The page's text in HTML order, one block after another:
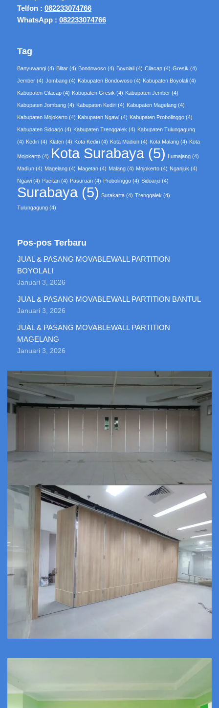
Telfon : 082233074766
WhatsApp : 082233074766
Tag
Banyuwangi (4) Blitar (4) Bondowoso (4) Boyolali (4) Cilacap (4) Gresik (4)
Jember (4) Jombang (4) Kabupaten Bondowoso (4) Kabupaten Boyolali (4)
Kabupaten Cilacap (4) Kabupaten Gresik (4) Kabupaten Jember (4)
Kabupaten Jombang (4) Kabupaten Kediri (4) Kabupaten Magelang (4)
Kabupaten Mojokerto (4) Kabupaten Ngawi (4) Kabupaten Probolinggo (4)
Kabupaten Sidoarjo (4) Kabupaten Trenggalek (4) Kabupaten Tulungagung
(4) Kediri (4) Klaten (4) Kota Kediri (4) Kota Madiun (4) Kota Malang (4) Kota
Mojokerto (4) Kota Surabaya (5) Lumajang (4)
Madiun (4) Magelang (4) Magetan (4) Malang (4) Mojokerto (4) Nganjuk (4)
Ngawi (4) Pacitan (4) Pasuruan (4) Probolinggo (4) Sidoarjo (4)
Surabaya (5) Surakarta (4) Trenggalek (4)
Tulungagung (4)
Pos-pos Terbaru
JUAL & PASANG MOVABLEWALL PARTITION
BOYOLALI
Januari 3, 2026
JUAL & PASANG MOVABLEWALL PARTITION BANTUL
Januari 3, 2026
JUAL & PASANG MOVABLEWALL PARTITION
MAGELANG
Januari 3, 2026